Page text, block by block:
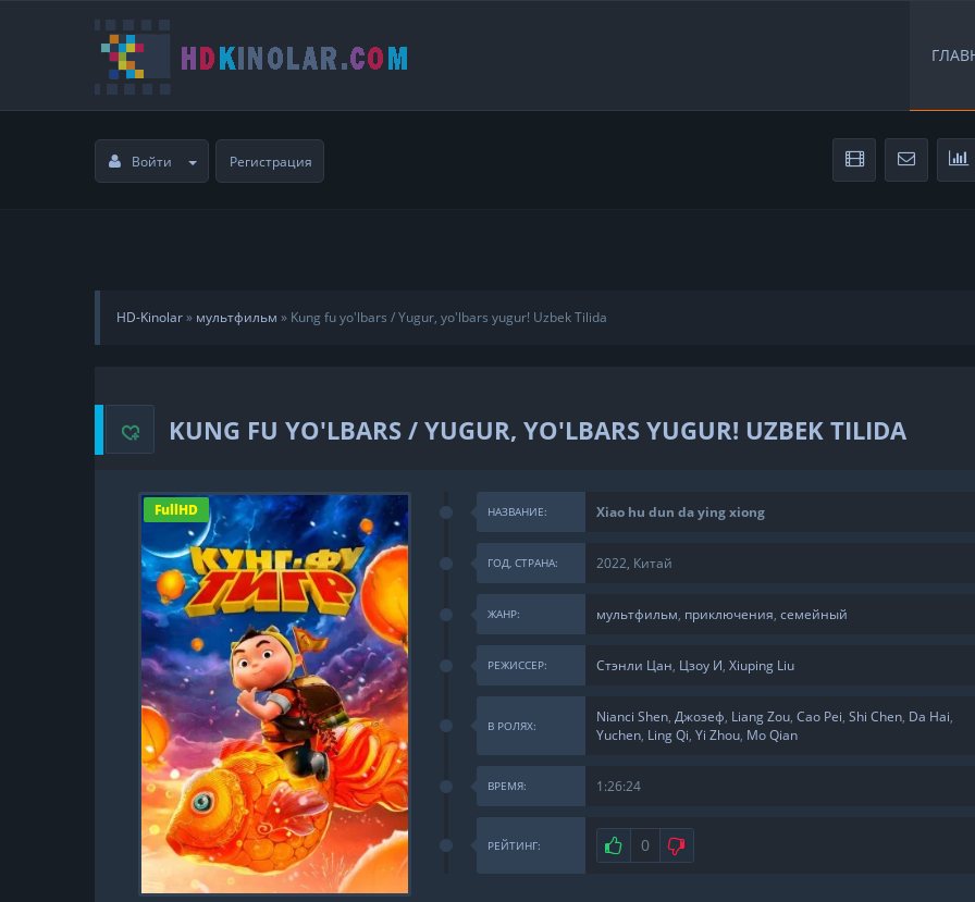
Войти Регистрация
HD-Kinolar» мультфильм » Kung fu yo'lbars / Yugur, yo'lbars yugur! Uzbek Tilida
KUNG FU YO'LBARS / YUGUR, YO'LBARS YUGUR! UZBEK TILIDA
FullHD НАЗВАНИЕ: Xiao hu dun da ying xiong
ГОД, СТРАНА: 2022, Китай
ЖАНР: мультфильм, приключения, семейный
РЕЖИССЕР: Стэнли Цан, Цзоу И, Xiuping Liu
В РОЛЯХ: Nianci Shen, Джозеф, Liang Zou, Cao Pei, Shi Chen, Da Hai,
Yuchen, Ling Qi, Yi Zhou, Mo Qian
ВРЕМЯ: 1:26:24
РЕЙТИНГ: Нравится
0 Не нравится